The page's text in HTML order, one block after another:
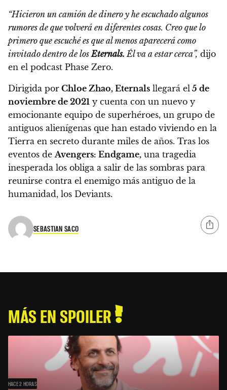
“Hicieron un camión de dinero y he escuchado algunos
rumores de que volverá en diferentes cosas. Creo que lo
primero que escuché es que al menos aparecerá como
invitado dentro de losEternals. Él va a estar cerca”, dijo
en el podcast Phase Zero.
Dirigida por Chloe Zhao, Eternals llegará el 5 de
noviembre de 2021 y cuenta con un nuevo y
emocionante equipo de superhéroes, un grupo de
antiguos alienígenas que han estado viviendo en la
Tierra en secreto durante miles de años. Tras los
eventos de Avengers: Endgame, una tragedia
inesperada los obliga a salir de las sombras para
reunirse contra el enemigo más antiguo de la
humanidad, los Deviants.
SEBASTIAN SACO
MÁS EN SPOILER
HACE 2 HORAS